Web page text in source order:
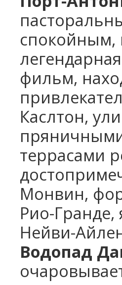
спокойным,
фильм,
Каслтон,
террасами
Монвин,
Рио-
Нейви-
Водопад